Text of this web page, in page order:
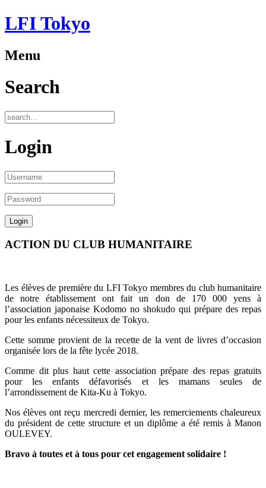
LFI Tokyo
Menu
Search
Login
ACTION DU CLUB HUMANITAIRE
Les élèves de première du LFI Tokyo membres du club humanitaire
de notre établissement ont fait un don de 170 000 yens à
l’association japonaise Kodomo no shokudo qui prépare des repas
pour les enfants nécessiteux de Tokyo.
Cette somme provient de la recette de la vent de livres d’occasion
organisée lors de la fête lycée 2018.
Comme dit plus haut cette association prépare des repas gratuits
pour les enfants défavorisés et les mamans seules de
l’arrondissement de Kita-Ku à Tokyo.
Nos élèves ont reçu mercredi dernier, les remerciements chaleureux
du président de cette structure et un diplôme a été remis à Manon
OULEVEY.
Bravo à toutes et à tous pour cet engagement solidaire !